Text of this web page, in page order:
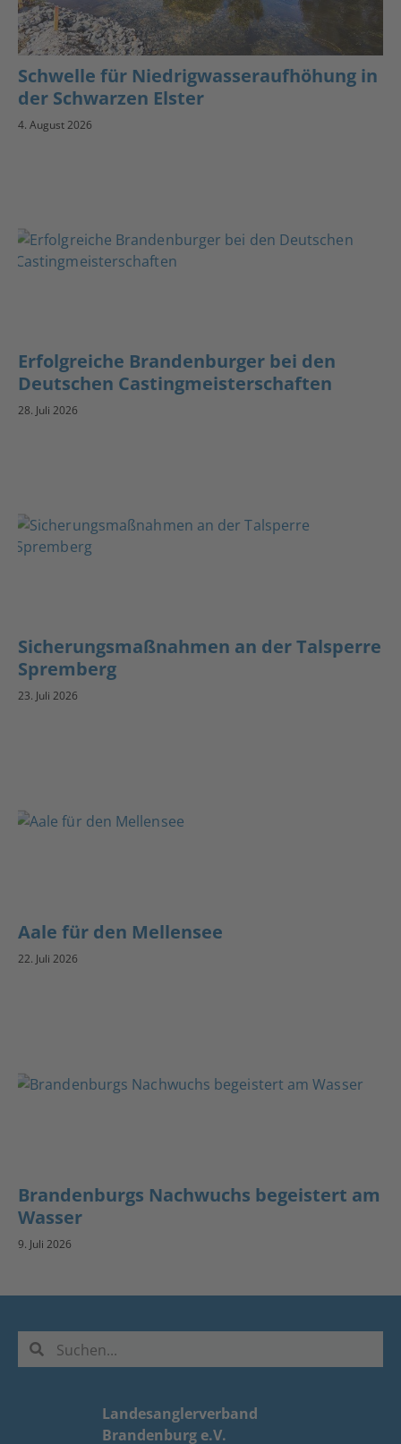
Schwelle für Niedrigwasseraufhöhung in
der Schwarzen Elster
4. August 2026
Erfolgreiche Brandenburger bei den
Deutschen Castingmeisterschaften
28. Juli 2026
Sicherungsmaßnahmen an der Talsperre
Spremberg
23. Juli 2026
Aale für den Mellensee
22. Juli 2026
Brandenburgs Nachwuchs begeistert am
Wasser
9. Juli 2026
Landesanglerverband
Brandenburg e.V.